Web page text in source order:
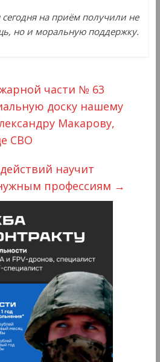
на приём получили не
но и моральную поддержку.
части № 63
доску нашему
Макарову,
СВО
научит
профессиям →